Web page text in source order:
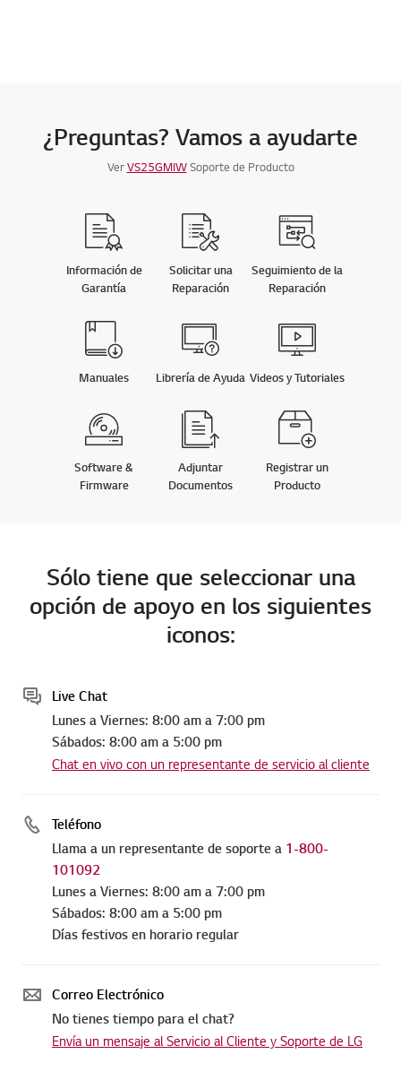
¿Preguntas? Vamos a ayudarte
VerVS25GMIWSoporte de Producto
Información de
Garantía
Solicitar una
Reparación
Seguimiento de la
Reparación
Manuales Librería de Ayuda Videos y Tutoriales
Software &
Firmware
Adjuntar
Documentos
Registrar un
Producto
Sólo tiene que seleccionar una
opción de apoyo en los siguientes
iconos:
Live Chat
Lunes a Viernes: 8:00 am a 7:00 pm
Sábados: 8:00 am a 5:00 pm
Chat en vivo con un representante de servicio al cliente
Teléfono
Llama a un representante de soporte a 1-800-
101092
Lunes a Viernes: 8:00 am a 7:00 pm
Sábados: 8:00 am a 5:00 pm
Días festivos en horario regular
Correo Electrónico
No tienes tiempo para el chat?
Envía un mensaje al Servicio al Cliente y Soporte de LG